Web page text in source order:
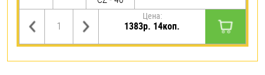
Цена:
1383р. 14коп.